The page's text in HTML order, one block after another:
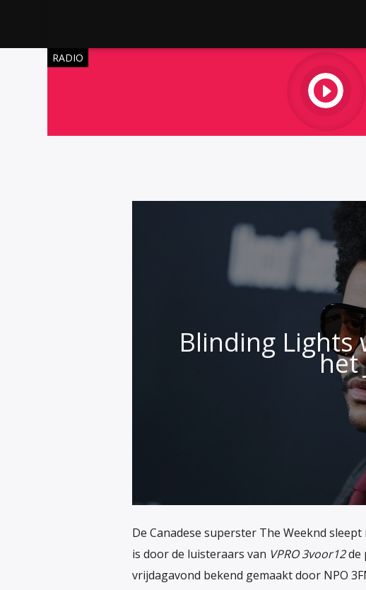
RADIO
play
Blinding Lights
het
De Canadese superster The Weeknd sleept
is door de luisteraars van VPRO 3voor12de
vrijdagavond bekend gemaakt door NPO